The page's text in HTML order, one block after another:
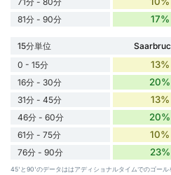
81分 - 90分 17%
15分単位
0 - 15分
13%
16分 - 30分 20%
31分 - 45分 13%
46分 - 60分 20%
61分 - 75分 10%
76分 - 90分 23%
45'と90'のデータははアディショナルタイムでのゴール